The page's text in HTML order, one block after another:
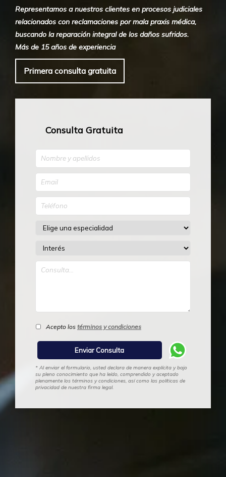
Representamos a nuestros clientes en procesos judiciales
relacionados con reclamaciones por mala praxis médica,
buscando la reparación integral de los daños sufridos.
Más de 15 años de experiencia
Primera consulta gratuita
Consulta Gratuita
Acepto los términos y condiciones
* Al enviar el formulario, usted declara de manera explícita y bajo
su pleno conocimiento que ha leído, comprendido y aceptado
plenamente los términos y condiciones, así como las políticas de
privacidad de nuestra firma legal.